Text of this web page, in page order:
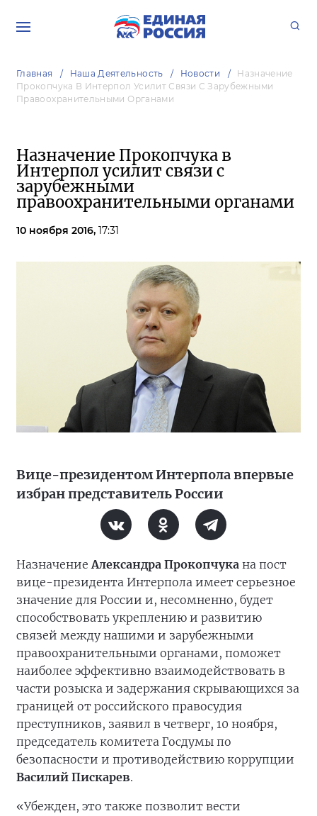
Главная Наша Деятельность Новости
Назначение
Прокопчука В Интерпол Усилит Связи С Зарубежными
Правоохранительными Органами
Назначение Прокопчука в
Интерпол усилит связи с
зарубежными
правоохранительными органами
10 ноября 2016, 17:31
Вице-президентом Интерпола впервые
избран представитель России
НазначениеАлександра Прокопчука на пост
вице-президента Интерпола имеет серьезное
значение для России и, несомненно, будет
способствовать укреплению и развитию
связей между нашими и зарубежными
правоохранительными органами, поможет
наиболее эффективно взаимодействовать в
части розыска и задержания скрывающихся за
границей от российского правосудия
преступников, заявил в четверг, 10 ноября,
председатель комитета Госдумы по
безопасности и противодействию коррупции
Василий Пискарев.
«Убежден, это также позволит вести